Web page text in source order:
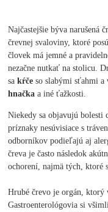
Najčastejšie býva narušená
črevnej svaloviny, ktoré
človek má jemné a
nezačne nutkať na stolicu.
sakŕče so slabými sťahmi
hnačka a iné ťažkosti.
Niekedy sa objavujú bolesti
príznaky nesúvisiace s
odborníkov podieľajú aj
čreva je často následok
ochorení, najmä tých, ktoré
Hrubé črevo je orgán, ktorý
Gastroenterológovia si